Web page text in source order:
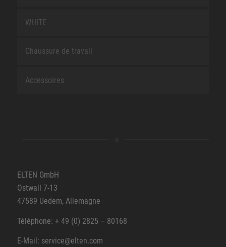
WHITE
Chaussure de travail
Accessoires
ELTEN GmbH
Ostwall 7-13
47589 Uedem, Allemagne
Téléphone: + 49 (0) 2825 – 80168
E-Mail: service@elten.com